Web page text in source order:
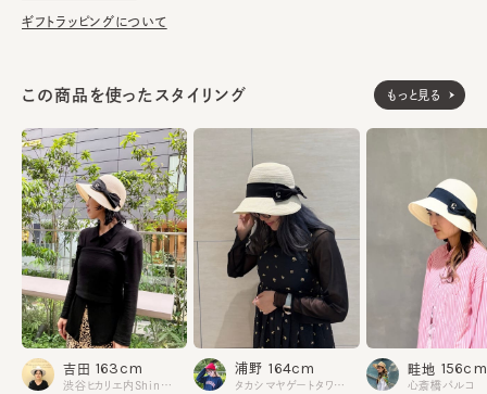
※サイズ調節スベリ仕様（サイズを小さくする際は、調節テープを
素材
本体：紙82% ポリエステル18%
飾り部分：綿60% ポリエステル40%
生産国 made in JAPAN
ギフトラッピングについて
この商品を使ったスタイリング もっと見る
吉田 163cm
渋谷ヒカリエ内ShinQs
浦野 164cm
タカシマヤゲートタワーモール
畦地 156cm
心斎橋パルコ